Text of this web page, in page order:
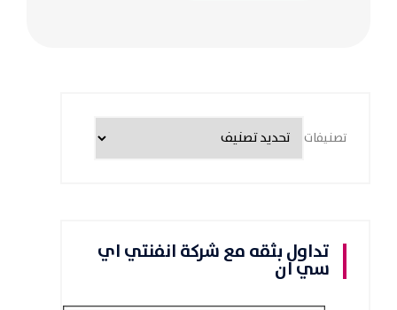
تصنيفات
تداول بثقه مع شركة انفنتي اي
سي ان